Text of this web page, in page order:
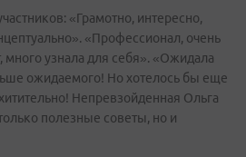
«Грамотно, интересно,
«Профессионал, очень
много узнала для себя». «Ожидала
ожидаемого! Но хотелось бы еще
Непревзойденная Ольга
полезные советы, но и